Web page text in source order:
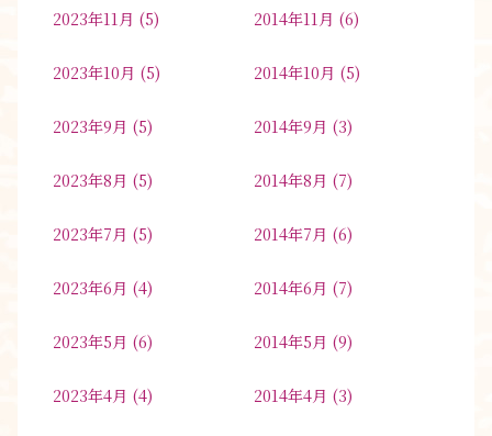
2023年11月 (5)
2023年10月 (5)
2023年9月 (5)
2023年8月 (5)
2023年7月 (5)
2023年6月 (4)
2023年5月 (6)
2023年4月 (4)
2014年11月 (6)
2014年10月 (5)
2014年9月 (3)
2014年8月 (7)
2014年7月 (6)
2014年6月 (7)
2014年5月 (9)
2014年4月 (3)